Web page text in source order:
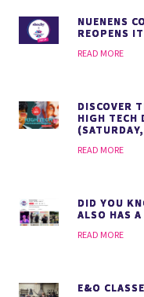
NUENENS
REOPENS
READ MORE
DISCOVER
HIGH TECH
READ MORE
DID YOU
ALSO HAS
READ MORE
E&O